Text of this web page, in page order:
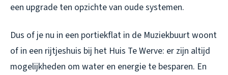
een upgrade ten opzichte van oude systemen.
Dus of je nu in een portiekflat in de Muziekbuurt woont
of in een rijtjeshuis bij het Huis Te Werve: er zijn altijd
mogelijkheden om water en energie te besparen. En